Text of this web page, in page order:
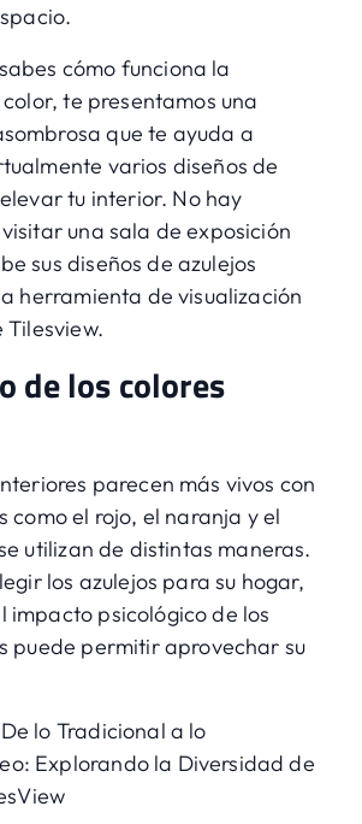
cómo funciona la
te presentamos una
que te ayuda a
varios diseños de
tu interior. No hay
una sala de exposición
sus diseños de azulejos
herramienta de visualización
Tilesview.
de los colores
parecen más vivos con
como el rojo, el naranja y el
utilizan de distintas maneras.
los azulejos para su hogar,
impacto psicológico de los
puede permitir aprovechar su
De lo Tradicional a lo
Explorando la Diversidad de